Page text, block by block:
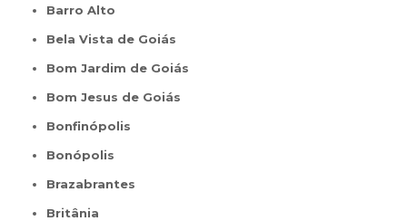
Barro Alto
Bela Vista de Goiás
Bom Jardim de Goiás
Bom Jesus de Goiás
Bonfinópolis
Bonópolis
Brazabrantes
Britânia